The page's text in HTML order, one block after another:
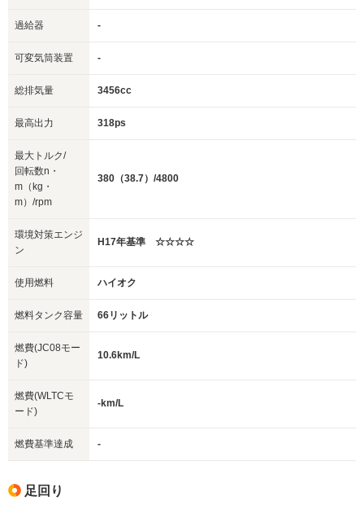
過給器 -
可変気筒装置 -
総排気量 3456cc
最高出力 318ps
最大トルク/
回転数n・
m（kg・
m）/rpm
380（38.7）/4800
環境対策エンジ
ン
H17年基準 ☆☆☆☆
使用燃料 ハイオク
燃料タンク容量 66リットル
燃費(JC08モー
ド)
10.6km/L
燃費(WLTCモ
ード)
-km/L
燃費基準達成 -
足回り